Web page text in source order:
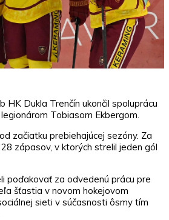
HK Dukla Trenčín ukončil spoluprácu
Tobiasom Ekbergom.
začiatku prebiehajúcej sezóny. Za
zápasov, v ktorých strelil jeden gól
poďakovať za odvedenú prácu pre
šťastia v novom hokejovom
sieti v súčasnosti ôsmy tím